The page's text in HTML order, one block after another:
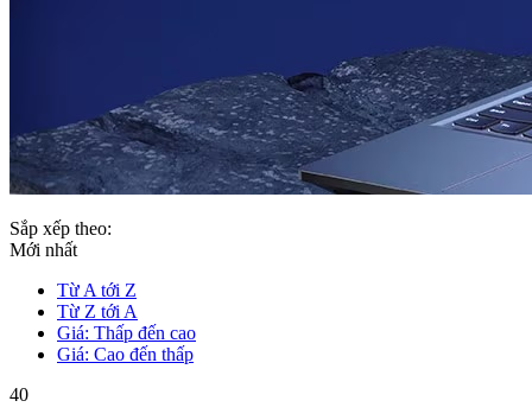
Sắp xếp theo:
Mới nhất
Từ A tới Z
Từ Z tới A
Giá: Thấp đến cao
Giá: Cao đến thấp
40